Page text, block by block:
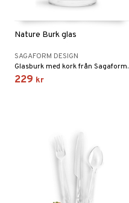
Nature Burk glas
SAGAFORM DESIGN
Glasburk med kork från Sagaform.
229 kr